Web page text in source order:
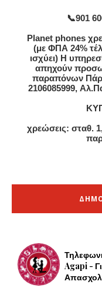
📞901
Planet phones
(με ΦΠΑ 24%
ισχύει) Η
απηχούν
παραπόνων
2106085999,
χρεώσεις: σταθ.
Agapi -